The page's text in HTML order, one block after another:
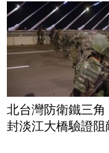
北台灣防衛鐵三角
封淡江大橋驗證阻